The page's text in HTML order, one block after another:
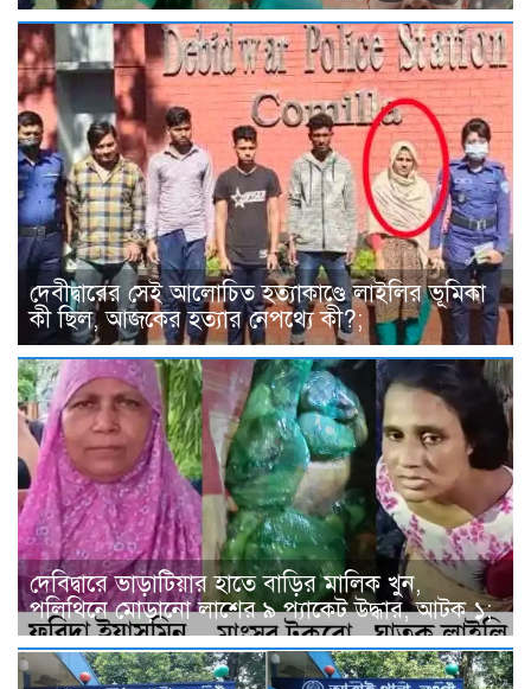
দেবীদ্বারের সেই আলোচিত হত্যাকাণ্ডে লাইলির ভূমিকা
কী ছিল, আজকের হত্যার নেপথ্যে কী?;
দেবিদ্বারে ভাড়াটিয়ার হাতে বাড়ির মালিক খুন,
পলিথিনে মোড়ানো লাশের ৯ প্যাকেট উদ্ধার, আটক ১;